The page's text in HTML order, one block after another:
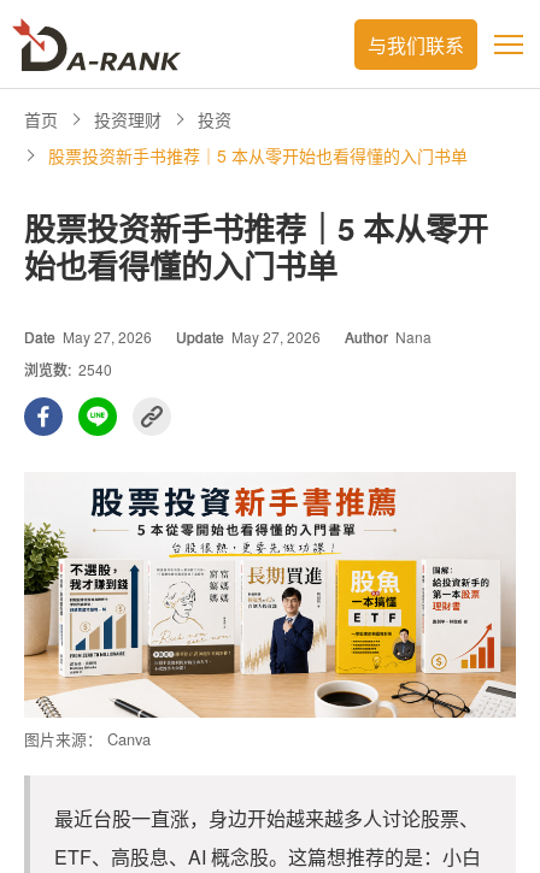
与我们联系
首页 投资理财
投资
股票投资新手书推荐｜5 本从零开始也看得懂的入门书单
股票投资新手书推荐｜5 本从零开
始也看得懂的入门书单
Date May 27, 2026 Update May 27, 2026 Author Nana
浏览数: 2540
图片来源： Canva
最近台股一直涨，身边开始越来越多人讨论股票、
ETF、高股息、AI 概念股。这篇想推荐的是：小白